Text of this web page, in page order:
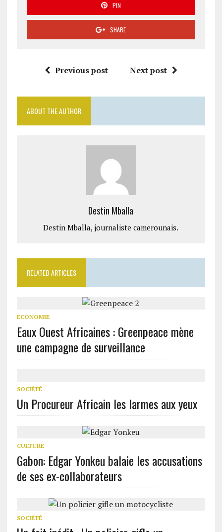
PIN
SHARE
Previous post Next post
ABOUT THE AUTHOR
Destin Mballa
Destin Mballa, journaliste camerounais.
RELATED ARTICLES
ECONOMIE
Eaux Ouest Africaines : Greenpeace mène
une campagne de surveillance
SOCIÉTÉ
Un Procureur Africain les larmes aux yeux
CULTURE
Gabon: Edgar Yonkeu balaie les accusations
de ses ex-collaborateurs
SOCIÉTÉ